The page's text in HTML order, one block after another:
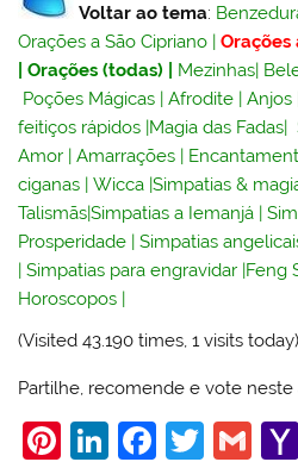
Voltar ao tema:
Orações a São Cipriano |Orações
|Orações (todas) Mezinhas|
Poções Mágicas |Afrodite |Anjos
feitiços rápidos |Magia das Fadas|
Amor |Amarrações |
ciganas |Wicca |Simpatias &
Talismãs|Simpatias a Iemanjá |
Prosperidade |Simpatias
|Simpatias para engravidar |Feng
Horoscopos |
(Visited 43.190 times, 1 visits today)
Partilhe, recomende e vote neste
Pi Li F
T
G